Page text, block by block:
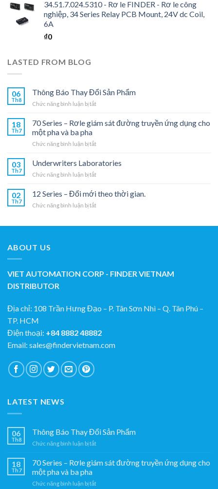
34.51.7.024.5310 - Rơ le FINDER - Rơ le công
nghiệp, 34 Series Relay PCB Mount, 24V dc Coil,
6A
₫0
LASTED FROM BLOG
06
Th8
Thông Báo Thay Đổi Sản Phẩm
Chức năng bình luận bị tắtở
Báo
Thay
Sản
18
Th7
70 Series – Rơle giám sát đường truyền ứng dụng cho
một pha và ba pha
Chức năng bình luận bị tắtở
Series
–
Rơle
sát
truyền
dụng
pha
03
Th7
Underwriters Laboratories
Chức năng bình luận bị tắtở
Laboratories
02
Th7
12 Series – Đổi mới theo thời gian.
Chức năng bình luận bị tắtở
gian.
ABOUT US
VIET AUTOMATION CORP - FINDER VIETNAM
DISTRIBUTOR
Địa chỉ: 108 Trần Hưng Đạo – P. Tân Sơn Nhì – Q. Tân Phú –
TP. HCM
Điện thoại: +84 8882 48882
Email: sales@findervietnam.com
LATEST NEWS
06
Th8
Thông Báo Thay Đổi Sản Phẩm
Chức năng bình luận bị tắtở
Báo
Thay
Sản
18
Th7
70 Series – Rơle giám sát đường truyền ứng dụng cho
một pha và ba pha
Chức năng bình luận bị tắtở